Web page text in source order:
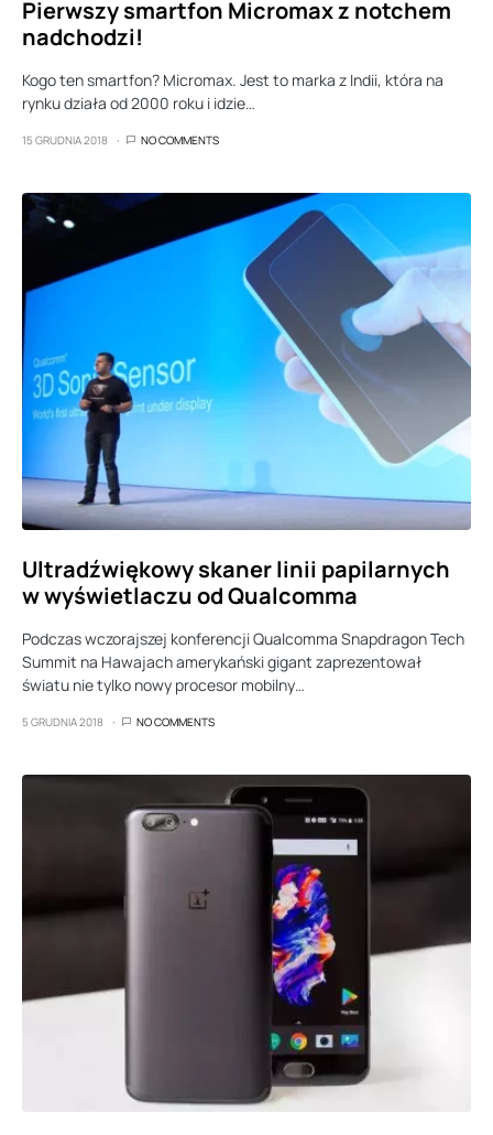
Pierwszy smartfon Micromax z notchem
nadchodzi!
Kogo ten smartfon? Micromax. Jest to marka z Indii, która na
rynku działa od 2000 roku i idzie…
15 GRUDNIA 2018 NO COMMENTS
Ultradźwiękowy skaner linii papilarnych
w wyświetlaczu od Qualcomma
Podczas wczorajszej konferencji Qualcomma Snapdragon Tech
Summit na Hawajach amerykański gigant zaprezentował
światu nie tylko nowy procesor mobilny…
5 GRUDNIA 2018 NO COMMENTS